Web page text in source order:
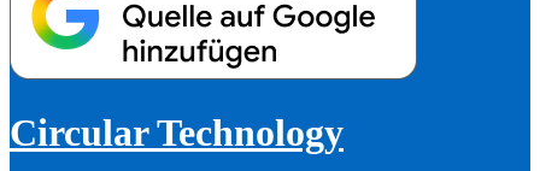
Circular Technology